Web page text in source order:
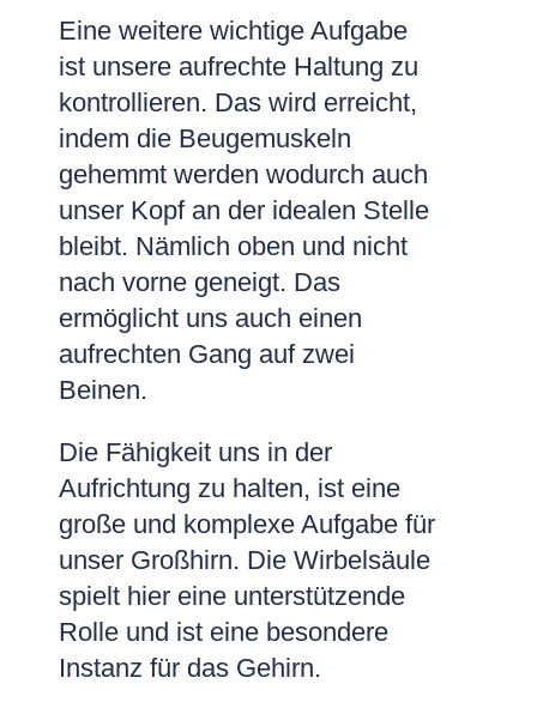
Eine weitere wichtige Aufgabe
ist unsere aufrechte Haltung zu
kontrollieren. Das wird erreicht,
indem die Beugemuskeln
gehemmt werden wodurch auch
unser Kopf an der idealen Stelle
bleibt. Nämlich oben und nicht
nach vorne geneigt. Das
ermöglicht uns auch einen
aufrechten Gang auf zwei
Beinen.
Die Fähigkeit uns in der
Aufrichtung zu halten, ist eine
große und komplexe Aufgabe für
unser Großhirn. Die Wirbelsäule
spielt hier eine unterstützende
Rolle und ist eine besondere
Instanz für das Gehirn.